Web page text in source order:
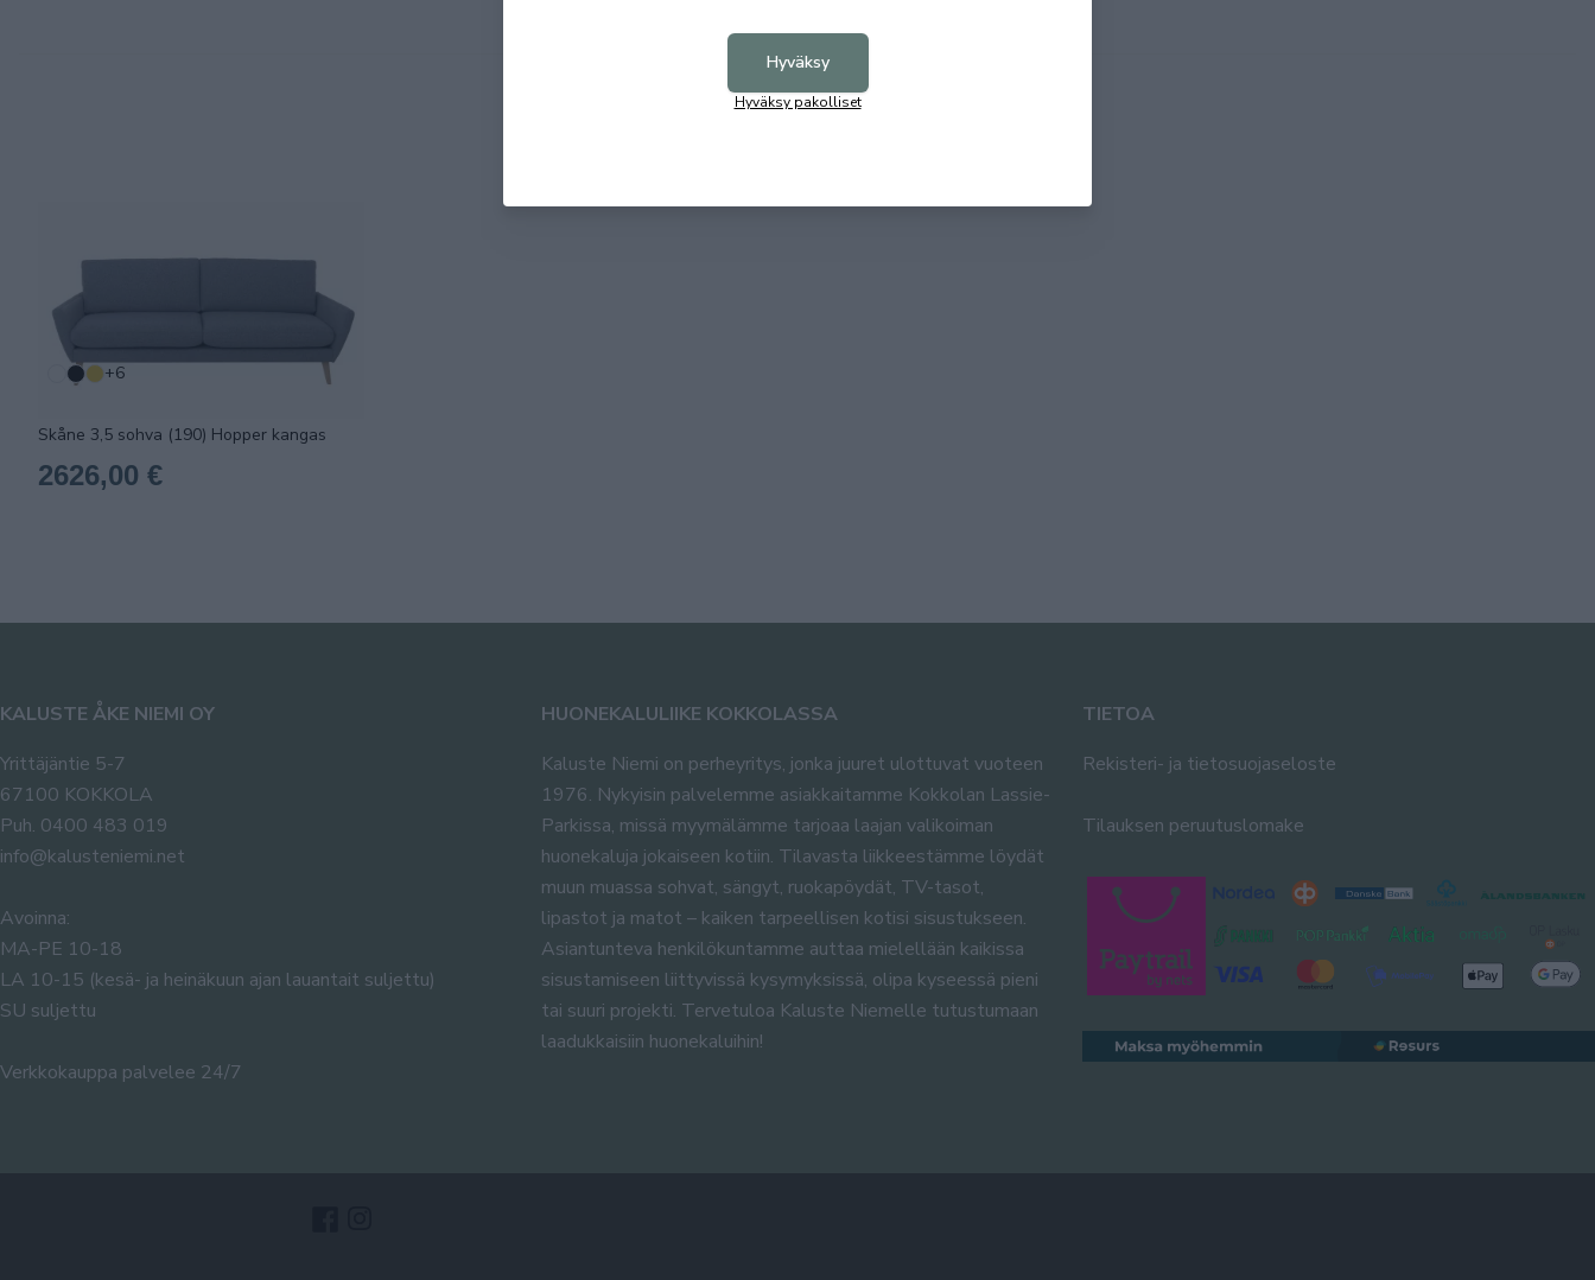
+6
Skåne 3,5 sohva (190) Hopper kangas
2626,00 €
KALUSTE ÅKE NIEMI OY
Yrittäjäntie 5-7
67100 KOKKOLA
Puh. 0400 483 019
info@kalusteniemi.net
Avoinna:
MA-PE 10-18
LA 10-15 (kesä- ja heinäkuun ajan lauantait suljettu)
SU suljettu
Verkkokauppa palvelee 24/7
HUONEKALULIIKE KOKKOLASSA
Kaluste Niemi on perheyritys, jonka juuret ulottuvat vuoteen
1976. Nykyisin palvelemme asiakkaitamme Kokkolan Lassie-
Parkissa, missä myymälämme tarjoaa laajan valikoiman
huonekaluja jokaiseen kotiin. Tilavasta liikkeestämme löydät
muun muassa sohvat, sängyt, ruokapöydät, TV-tasot,
lipastot ja matot – kaiken tarpeellisen kotisi sisustukseen.
Asiantunteva henkilökuntamme auttaa mielellään kaikissa
sisustamiseen liittyvissä kysymyksissä, olipa kyseessä pieni
tai suuri projekti. Tervetuloa Kaluste Niemelle tutustumaan
laadukkaisiin huonekaluihin!
TIETOA
Rekisteri- ja tietosuojaseloste
Tilauksen peruutuslomake
Hyväksy
Hyväksy pakolliset